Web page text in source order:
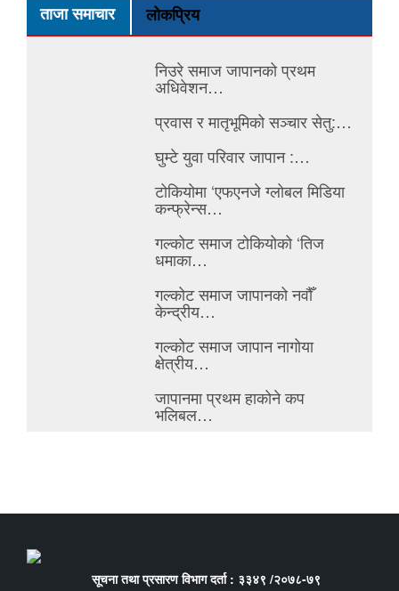
ताजा समाचार लोकप्रिय
निउरे समाज जापानको प्रथम
अधिवेशन…
प्रवास र मातृभूमिको सञ्चार सेतु:…
घुम्टे युवा परिवार जापान :…
टोकियोमा ‘एफएनजे ग्लोबल मिडिया
कन्फ्रेन्स…
गल्कोट समाज टोकियोको ‘तिज
धमाका…
गल्कोट समाज जापानको नवौँ
केन्द्रीय…
गल्कोट समाज जापान नागोया
क्षेत्रीय…
जापानमा प्रथम हाकोने कप
भलिबल…
सूचना तथा प्रसारण विभाग दर्ता : ३३४९ /२०७८-७९